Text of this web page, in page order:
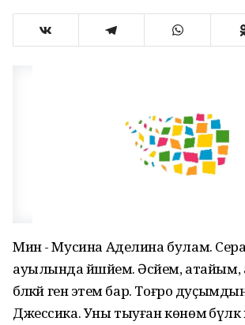
Мин - Мусина Аделина булам.
ауылында йәшәйем. Әсәйем, атайым,
бәләкәй генә этем бар. Тоғро
Джессика. Уны тыуған көнөмә бүләк